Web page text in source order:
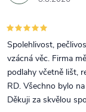
Spolehlivost,
vzácná věc. Firma
podlahy včetně lišt,
RD. Všechno bylo
Děkuji za skvělou